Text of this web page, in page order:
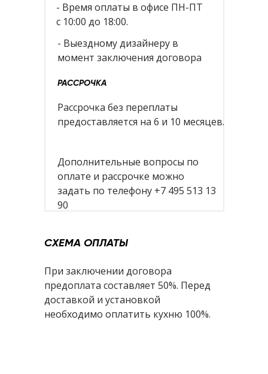
- Выездному дизайнеру в
момент заключения договора
- Время оплаты в офисе ПН-ПТ
с 10:00 до 18:00.
РАССРОЧКА
Рассрочка без переплаты
предоставляется на 6 и 10 месяцев.
Дополнительные вопросы по
оплате и рассрочке можно
задать по телефону +7 495 513 13
90
СХЕМА ОПЛАТЫ
При заключении договора
предоплата составляет 50%. Перед
доставкой и установкой
необходимо оплатить кухню 100%.